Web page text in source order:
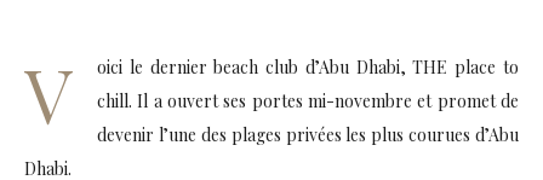
V
oici le dernier beach club d’Abu Dhabi, THE place to
chill. Il a ouvert ses portes mi-novembre et promet de
devenir l’une des plages privées les plus courues d’Abu
Dhabi.